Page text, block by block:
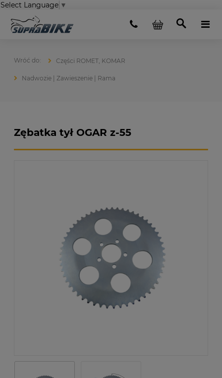
Select Language ▼
Części ROMET, KOMAR
Nadwozie | Zawieszenie | Rama
Zębatka tył OGAR z-55